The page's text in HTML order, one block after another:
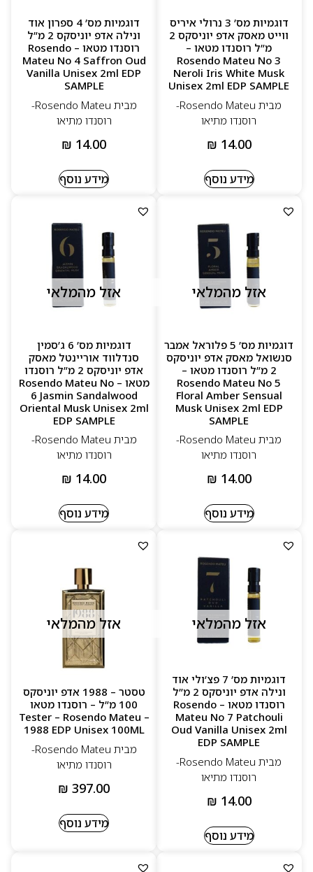
דוגמיות מס’ 3 נרולי איריס
ווייט מאסק אדפ יוניסקס 2
מ”ל רוסנדו מטאו –
Rosendo Mateu No 3
Neroli Iris White Musk
Unisex 2ml EDP SAMPLE
מבית Rosendo Mateu-
רוסנדו מתיאו
₪ 14.00
מידע נוסף
דוגמיות מס’ 4 ספרון אוד
ונילה אדפ יוניסקס 2 מ”ל
רוסנדו מטאו – Rosendo
Mateu No 4 Saffron Oud
Vanilla Unisex 2ml EDP
SAMPLE
מבית Rosendo Mateu-
רוסנדו מתיאו
₪ 14.00
מידע נוסף
אזל מהמלאי
דוגמיות מס’ 5 פלוראל אמבר
סנשואל מאסק אדפ יוניסקס
2 מ”ל רוסנדו מטאו –
Rosendo Mateu No 5
Floral Amber Sensual
Musk Unisex 2ml EDP
SAMPLE
מבית Rosendo Mateu-
רוסנדו מתיאו
₪ 14.00
מידע נוסף
אזל מהמלאי
דוגמיות מס’ 6 ג’סמין
סנדלווד אוריינטל מאסק
אדפ יוניסקס 2 מ”ל רוסנדו
מטאו – Rosendo Mateu No
6 Jasmin Sandalwood
Oriental Musk Unisex 2ml
EDP SAMPLE
מבית Rosendo Mateu-
רוסנדו מתיאו
₪ 14.00
מידע נוסף
אזל מהמלאי
דוגמיות מס’ 7 פצ’ולי אוד
ונילה אדפ יוניסקס 2 מ”ל
רוסנדו מטאו – Rosendo
Mateu No 7 Patchouli
Oud Vanilla Unisex 2ml
EDP SAMPLE
מבית Rosendo Mateu-
רוסנדו מתיאו
₪ 14.00
מידע נוסף
אזל מהמלאי
טסטר – 1988 אדפ יוניסקס
100 מ”ל – רוסנדו מטאו
Tester – Rosendo Mateu –
1988 EDP Unisex 100ML
מבית Rosendo Mateu-
רוסנדו מתיאו
₪ 397.00
מידע נוסף